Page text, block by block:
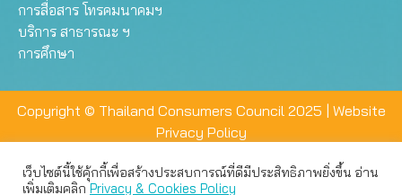
การสื่อสาร โทรคมนาคมฯ
บริการ สาธารณะ ฯ
การศึกษา
Copyright © Thailand Consumers Council 2025 | Website
Privacy Policy
เว็บไซต์นี้ใช้คุ้กกี้เพื่อสร้างประสบการณ์ที่ดีมีประสิทธิภาพยิ่งขึ้น อ่าน
เพิ่มเติมคลิกPrivacy & Cookies Policy
เว็บไซต์นี้ใช้คุกกี้เพื่อมอบประสบการณ์การใช้งานที่ดีให้แก่ท่าน คุณ